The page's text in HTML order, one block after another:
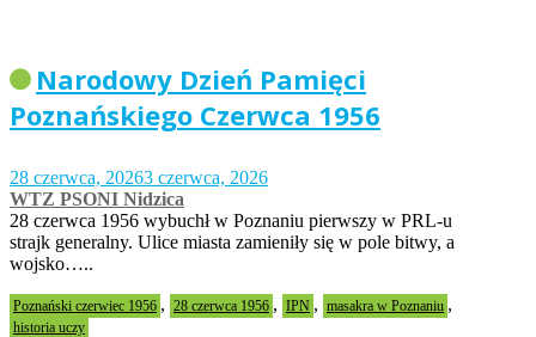
Narodowy Dzień Pamięci
Poznańskiego Czerwca 1956
28 czerwca, 20263 czerwca, 2026
WTZ PSONI Nidzica
28 czerwca 1956 wybuchł w Poznaniu pierwszy w PRL-u
strajk generalny. Ulice miasta zamieniły się w pole bitwy, a
wojsko…..
Poznański czerwiec 1956 , 28 czerwca 1956 , IPN , masakra w Poznaniu ,
historia uczy